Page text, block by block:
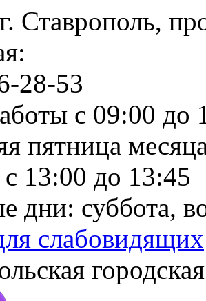
Ставрополь,
28-53
с 09:00 до
пятница
13:00 до 13:45
дни: суббота,
слабовидящих